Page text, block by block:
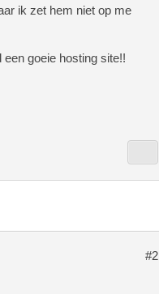
ik zet hem niet op me
goeie hosting site!!
#2